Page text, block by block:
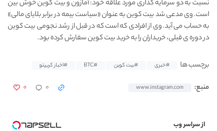
نسبت به دو سرمایه گذاری مورد علاقه خود: آمازون و بیت کوین خوش بین
است. وی مدعی شد بیت کوین به عنوان «سیاست بیمه در برابر بلایای مالی»
به حساب می آید. وی از افرادی که است که در قبل از رشد نجومی بیت کوین
در دوره ی قبلی، خریداران را به خرید بیت کوین سفارش کرده بود.
برچسب ها #خبری #بیت کوین #BTC #اخبار کریپتو
منبع: www.instagram.com ۰ ۰
از سراسر وب